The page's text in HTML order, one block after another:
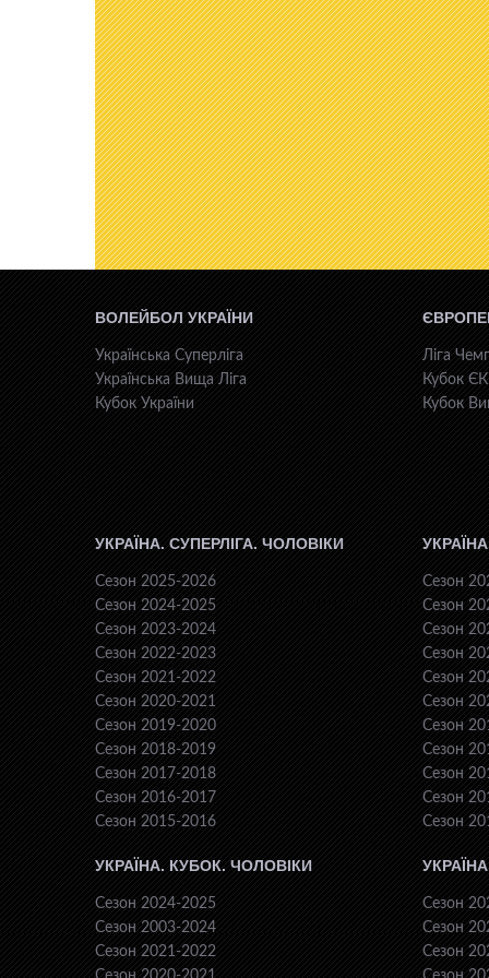
ВОЛЕЙБОЛ УКРАЇНИ
Українська Суперліга
Українська Вища Ліга
Кубок України
Ліга
Кубок
Кубок
УКРАЇНА. СУПЕРЛІГА. ЧОЛОВІКИ
Сезон 2025-2026
Сезон 2024-2025
Сезон 2023-2024
Сезон 2022-2023
Сезон 2021-2022
Сезон 2020-2021
Сезон 2019-2020
Сезон 2018-2019
Сезон 2017-2018
Сезон 2016-2017
Сезон 2015-2016
Сезон
Сезон
Сезон
Сезон
Сезон
Сезон
Сезон
Сезон
Сезон
Сезон
Сезон
УКРАЇНА. КУБОК. ЧОЛОВІКИ
Сезон 2024-2025
Сезон 2003-2024
Сезон 2021-2022
Сезон
Сезон
Сезон